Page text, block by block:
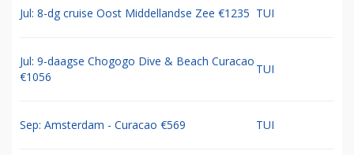
Jul: 8-dg cruise Oost Middellandse Zee €1235 TUI
Jul: 9-daagse Chogogo Dive & Beach Curacao
€1056
TUI
Sep: Amsterdam - Curacao €569 TUI